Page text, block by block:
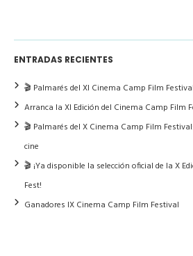
ENTRADAS RECIENTES
🎬 Palmarés del XI Cinema Camp Film
Arranca la XI Edición del Cinema Camp Film
🎬 Palmarés del X Cinema Camp Film
cine
🎬 ¡Ya disponible la selección oficial de la X
Fest!
Ganadores IX Cinema Camp Film Festival